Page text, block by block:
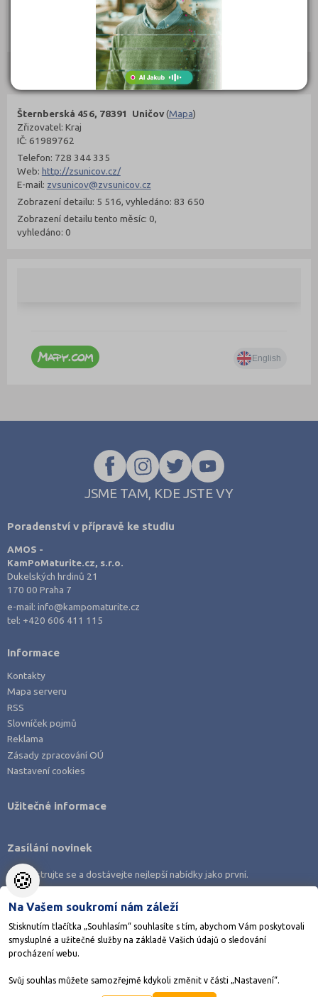
299 Kč
Objednat
Šternberská 456, 78391 Uničov(Mapa)
Zřizovatel: Kraj
IČ: 61989762
Telefon: 728 344 335
Web: http://zsunicov.cz/
E-mail: zvsunicov@zvsunicov.cz
Zobrazení detailu: 5 516, vyhledáno: 83 650
Zobrazení detailu tento měsíc: 0,
vyhledáno: 0
JSME TAM, KDE JSTE VY
Poradenství v přípravě ke studiu
AMOS -
KamPoMaturite.cz, s.r.o.
Dukelských hrdinů 21
170 00 Praha 7
e-mail:info@kampomaturite.cz
tel: +420 606 411 115
Informace
Kontakty
Mapa serveru
RSS
Slovníček pojmů
Reklama
Zásady zpracování OÚ
Nastavení cookies
Stáhněte si aplikaci Adresář škol
Užitečné informace
Zasílání novinek
Zaregistrujte se a dostávejte nejlepší nabídky jako první.
AMOS KamPoMaturite.cz, s.r.o., stránky vytvořilo
🍪
Na Vašem soukromí nám záleží
Stisknutím tlačítka „Souhlasím“ souhlasíte s tím, abychom Vám poskytovali
smysluplné a užitečné služby na základě Vašich údajů o sledování
procházení webu.
Svůj souhlas můžete samozřejmě kdykoli změnit v části „Nastavení“.